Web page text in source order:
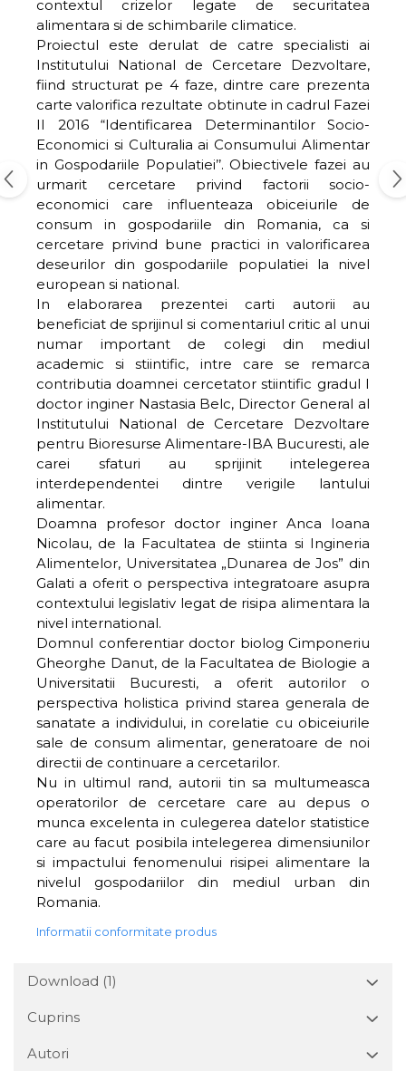
contextul crizelor legate de securitatea
alimentara si de schimbarile climatice.
Proiectul este derulat de catre specialisti ai
Institutului National de Cercetare Dezvoltare,
fiind structurat pe 4 faze, dintre care prezenta
carte valorifica rezultate obtinute in cadrul Fazei
II 2016 “Identificarea Determinantilor Socio-
Economici si Culturalia ai Consumului Alimentar
in Gospodariile Populatiei’’. Obiectivele fazei au
urmarit cercetare privind factorii socio-
economici care influenteaza obiceiurile de
consum in gospodariile din Romania, ca si
cercetare privind bune practici in valorificarea
deseurilor din gospodariile populatiei la nivel
european si national.
In elaborarea prezentei carti autorii au
beneficiat de sprijinul si comentariul critic al unui
numar important de colegi din mediul
academic si stiintific, intre care se remarca
contributia doamnei cercetator stiintific gradul I
doctor inginer Nastasia Belc, Director General al
Institutului National de Cercetare Dezvoltare
pentru Bioresurse Alimentare-IBA Bucuresti, ale
carei sfaturi au sprijinit intelegerea
interdependentei dintre verigile lantului
alimentar.
Doamna profesor doctor inginer Anca Ioana
Nicolau, de la Facultatea de stiinta si Ingineria
Alimentelor, Universitatea „Dunarea de Jos” din
Galati a oferit o perspectiva integratoare asupra
contextului legislativ legat de risipa alimentara la
nivel international.
Domnul conferentiar doctor biolog Cimponeriu
Gheorghe Danut, de la Facultatea de Biologie a
Universitatii Bucuresti, a oferit autorilor o
perspectiva holistica privind starea generala de
sanatate a individului, in corelatie cu obiceiurile
sale de consum alimentar, generatoare de noi
directii de continuare a cercetarilor.
Nu in ultimul rand, autorii tin sa multumeasca
operatorilor de cercetare care au depus o
munca excelenta in culegerea datelor statistice
care au facut posibila intelegerea dimensiunilor
si impactului fenomenului risipei alimentare la
nivelul gospodariilor din mediul urban din
Romania.
Informatii conformitate produs
Download (1)
Cuprins
Autori